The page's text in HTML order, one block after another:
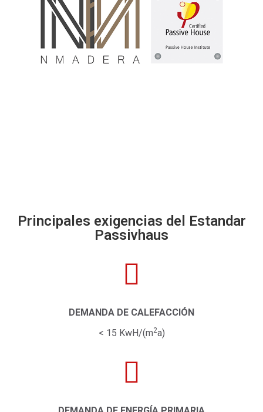
Principales exigencias del Estandar
Passivhaus
DEMANDA DE CALEFACCIÓN
< 15 KwH/(m2a)